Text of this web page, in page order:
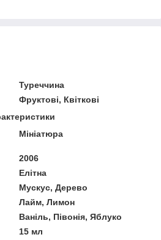
Туреччина
Фруктові, Квіткові
Мініатюра
2006
Елітна
Мускус, Дерево
Лайм, Лимон
Ваніль, Півонія, Яблуко
15 мл